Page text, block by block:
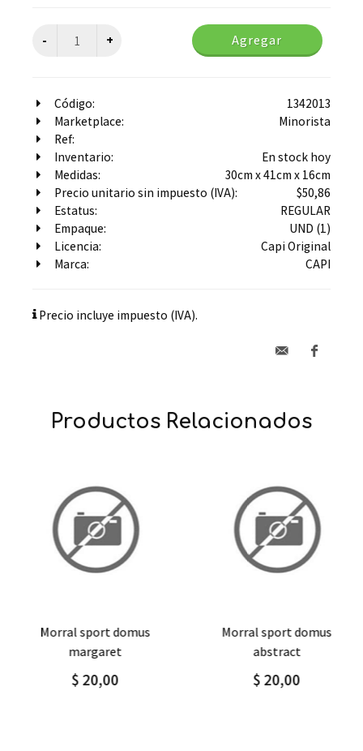
Agregar
Código:
1342013
Marketplace:
Minorista
Ref:
Inventario:
En stock hoy
Medidas:
30cm x 41cm x 16cm
Precio unitario sin impuesto (IVA):
$50,86
Estatus:
REGULAR
Empaque:
UND (1)
Licencia:
Capi Original
Marca:
CAPI
Precio incluye impuesto (IVA).
Productos Relacionados
Agregar Detalle
morral sport domus
margaret
$ 20,00
Agregar Detalle
morral sport domus
abstract
$ 20,00